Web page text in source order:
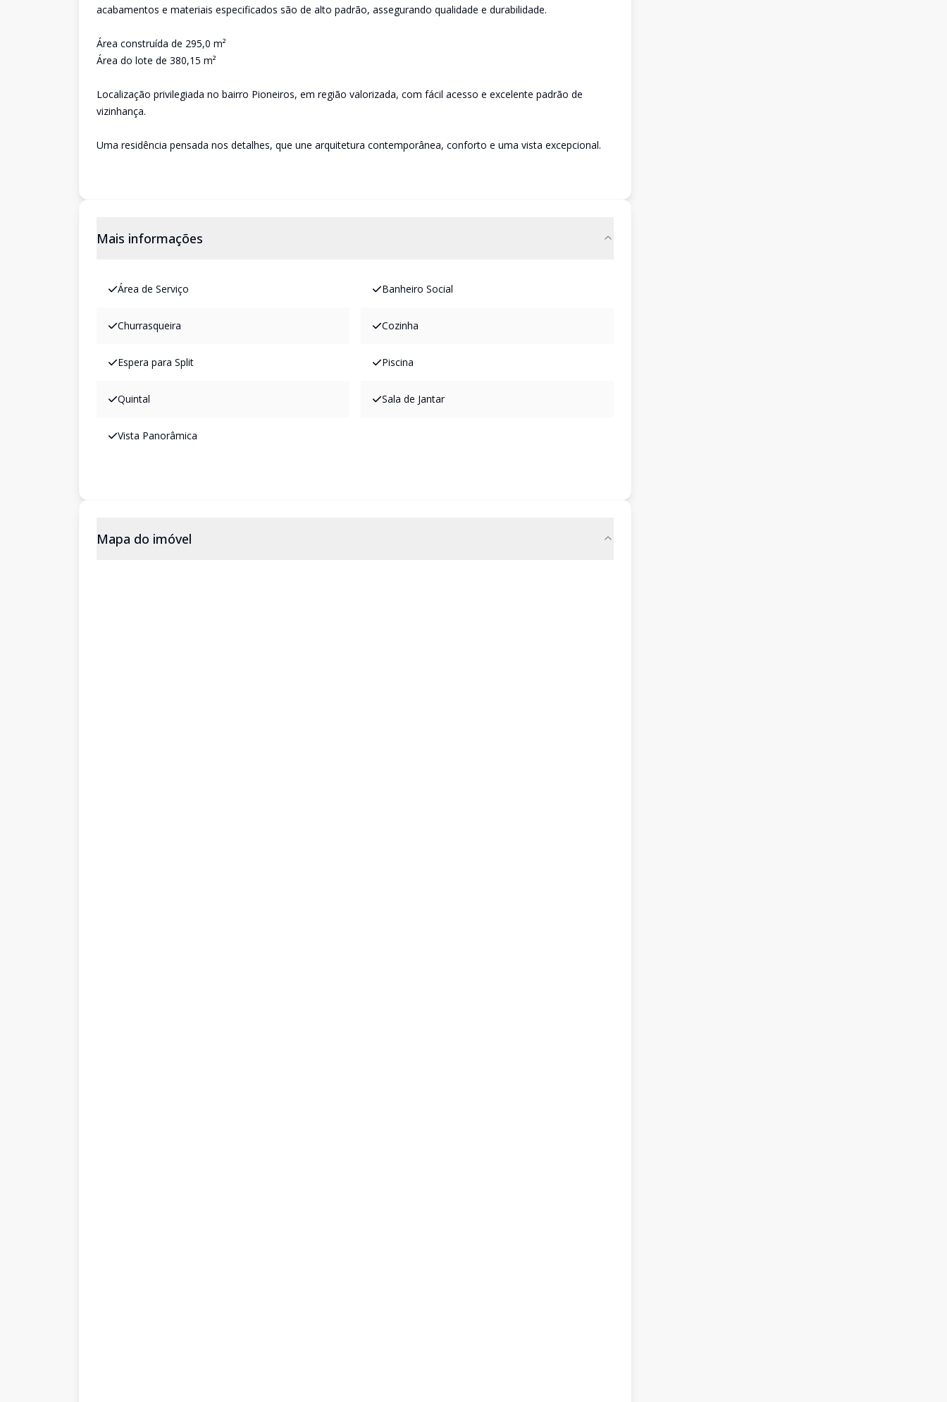
acabamentos e materiais especificados são de alto padrão, assegurando qualidade e durabilidade.
Área construída de 295,0 m²
Área do lote de 380,15 m²
Localização privilegiada no bairro Pioneiros, em região valorizada, com fácil acesso e excelente padrão de
vizinhança.
Uma residência pensada nos detalhes, que une arquitetura contemporânea, conforto e uma vista excepcional.
Mais informações
Área de Serviço Banheiro Social
Churrasqueira Cozinha
Espera para Split Piscina
Quintal Sala de Jantar
Vista Panorâmica
Mapa do imóvel